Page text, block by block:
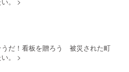
うだ！看板を贈ろう 被災された町
。
>